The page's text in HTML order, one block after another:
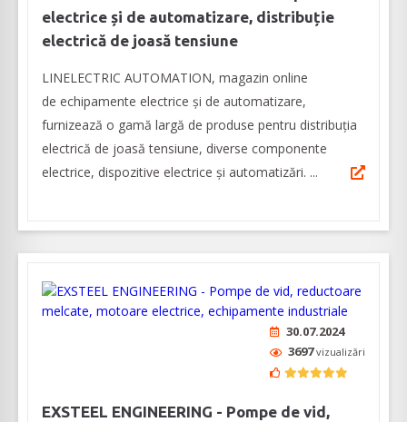
electrice și de automatizare, distribuție
electrică de joasă tensiune
LINELECTRIC AUTOMATION, magazin online
de echipamente electrice și de automatizare,
furnizează o gamă largă de produse pentru distribuția
electrică de joasă tensiune, diverse componente
electrice, dispozitive electrice și automatizări. ...
30.07.2024
3697vizualizări
EXSTEEL ENGINEERING - Pompe de vid,